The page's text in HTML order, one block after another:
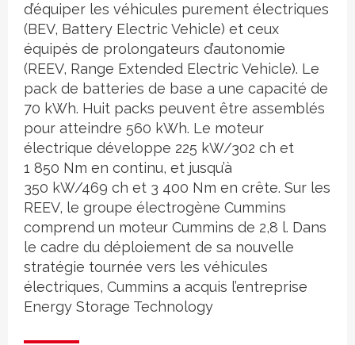
d’équiper les véhicules purement électriques
(BEV, Battery Electric Vehicle) et ceux
équipés de prolongateurs d’autonomie
(REEV, Range Extended Electric Vehicle). Le
pack de batteries de base a une capacité de
70 kWh. Huit packs peuvent être assemblés
pour atteindre 560 kWh. Le moteur
électrique développe 225 kW/302 ch et
1 850 Nm en continu, et jusqu’à
350 kW/469 ch et 3 400 Nm en crête. Sur les
REEV, le groupe électrogène Cummins
comprend un moteur Cummins de 2,8 l. Dans
le cadre du déploiement de sa nouvelle
stratégie tournée vers les véhicules
électriques, Cummins a acquis l’entreprise
Energy Storage Technology